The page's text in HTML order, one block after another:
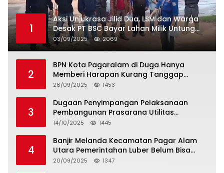
1
Aksi Unjukrasa Jilid Dua, LSM dan Warga
Desak PT BSC Bayar Lahan Milik Untung
Suropati
03/09/2025 2069
2
BPN Kota Pagaralam di Duga Hanya
Memberi Harapan Kurang Tanggap
Terkait Sertifikat Tumpang Tindih
26/09/2025 1453
3
Dugaan Penyimpangan Pelaksanaan
Pembangunan Prasarana Utilitas
Permukiman Desa Pajar Bulan
14/10/2025 1445
4
Banjir Melanda Kecamatan Pagar Alam
Utara Pemerintahan Luber Belum Bisa
Mengatasi Banjir
20/09/2025 1347